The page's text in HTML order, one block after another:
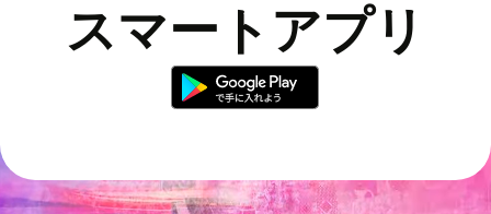
スマートアプリ